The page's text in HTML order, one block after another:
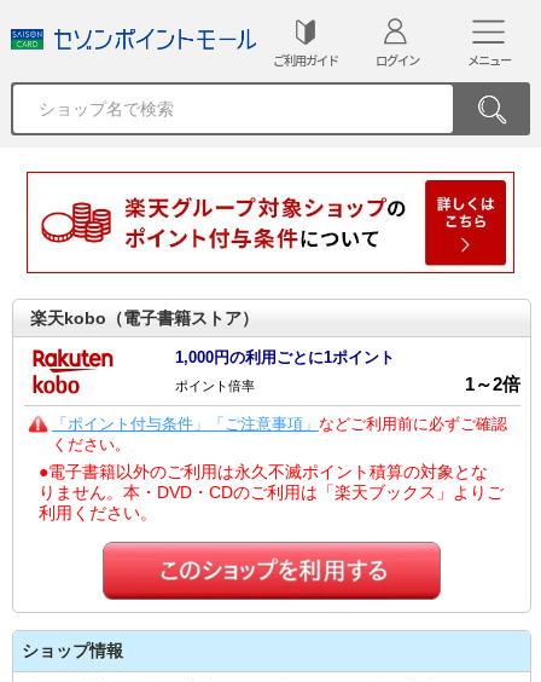
ご利用ガイド ログイン メニュー
楽天kobo（電子書籍ストア）
1,000円の利用ごとに1ポイント
ポイント倍率 1～2倍
「ポイント付与条件」「ご注意事項」 などご利用前に必ずご確認
ください。
●電子書籍以外のご利用は永久不滅ポイント積算の対象とな
りません。本・DVD・CDのご利用は「楽天ブックス」よりご
利用ください。
ショップ情報